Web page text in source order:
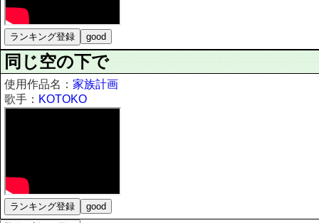
同じ空の下で
使用作品名： 家族計画
歌手： KOTOKO